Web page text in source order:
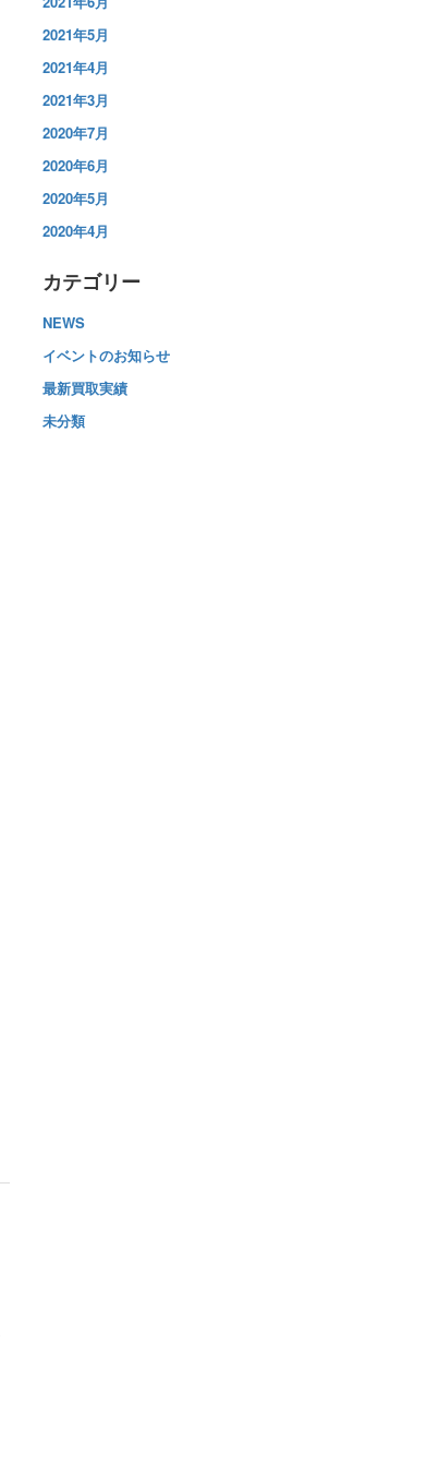
2021年5月
2021年4月
2021年3月
2020年7月
2020年6月
2020年5月
2020年4月
カテゴリー
NEWS
イベントのお知らせ
最新買取実績
未分類